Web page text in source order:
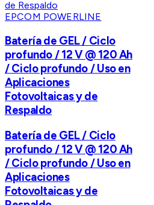
EPCOM POWERLINE
Batería de GEL / Ciclo
profundo / 12 V @ 120 Ah
/ Ciclo profundo / Uso en
Aplicaciones
Fotovoltaicas y de
Respaldo
Batería de GEL / Ciclo
profundo / 12 V @ 120 Ah
/ Ciclo profundo / Uso en
Aplicaciones
Fotovoltaicas y de